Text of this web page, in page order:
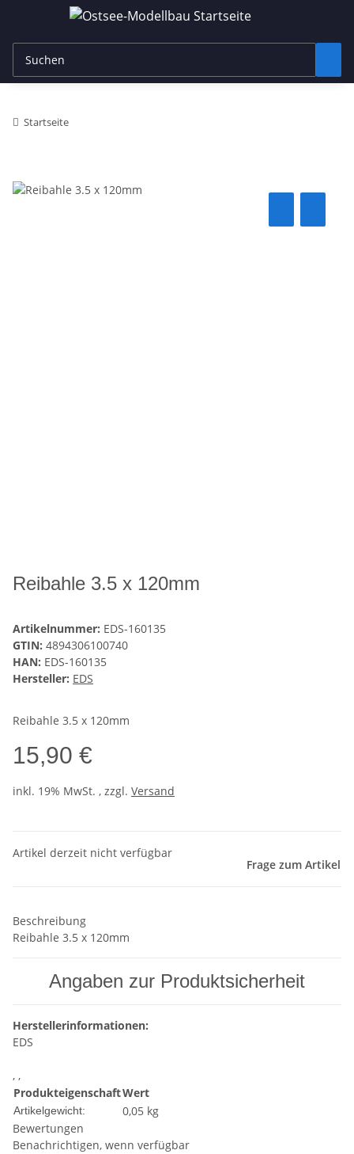
Startseite
Reibahle 3.5 x 120mm
Artikelnummer: EDS-160135
GTIN: 4894306100740
HAN: EDS-160135
Hersteller: EDS
Reibahle 3.5 x 120mm
15,90 €
inkl. 19% MwSt. , zzgl. Versand
Artikel derzeit nicht verfügbar
Frage zum Artikel
Beschreibung
Reibahle 3.5 x 120mm
Angaben zur Produktsicherheit
Herstellerinformationen:
EDS
, ,
ProdukteigenschaftWert
Artikelgewicht: 0,05 kg
Bewertungen
Benachrichtigen, wenn verfügbar